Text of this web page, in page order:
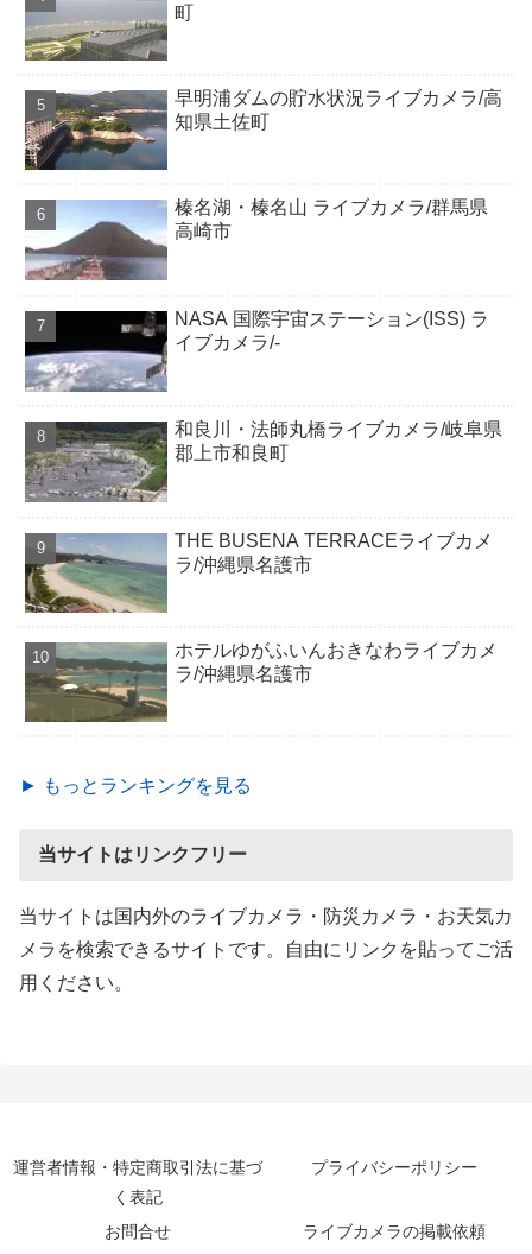
町
早明浦ダムの貯水状況ライブカメラ/高
知県土佐町
榛名湖・榛名山 ライブカメラ/群馬県
高崎市
NASA 国際宇宙ステーション(ISS) ラ
イブカメラ/-
和良川・法師丸橋ライブカメラ/岐阜県
郡上市和良町
THE BUSENA TERRACEライブカメ
ラ/沖縄県名護市
ホテルゆがふいんおきなわライブカメ
ラ/沖縄県名護市
► もっとランキングを見る
当サイトはリンクフリー
当サイトは国内外のライブカメラ・防災カメラ・お天気カ
メラを検索できるサイトです。自由にリンクを貼ってご活
用ください。
運営者情報・特定商取引法に基づ
く表記
プライバシーポリシー
お問合せ ライブカメラの掲載依頼